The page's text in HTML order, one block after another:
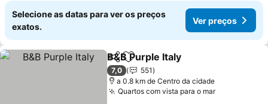
Selecione as datas para ver os preços
exatos.
Ver preços
PartilharAdicionar aos favoritos
B&B Purple Italy
7,0
551
a 0.8 km de Centro da cidade
Quartos com vista para o mar